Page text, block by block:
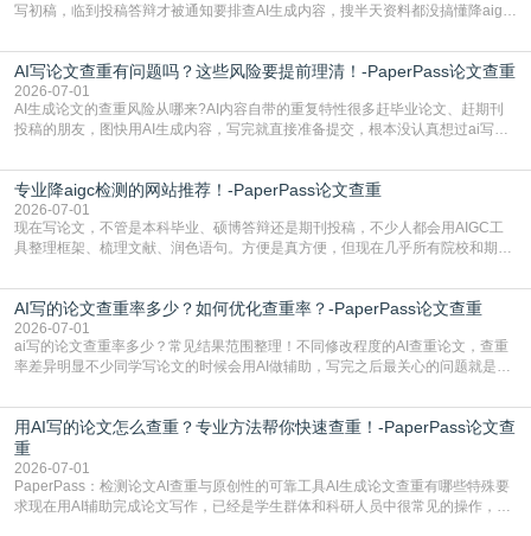
写初稿，临到投稿答辩才被通知要排查AI生成内容，搜半天资料都没搞懂降aigc
怕是已经入行的科研人员，不少人也搞不清降aigc检测是啥，对相关要求摸不
准。其实，降aigc检测是伴随AIGC工具在学术领域普及诞生的新需求，核心是为
了满足现在高校、期刊对AI生
AI写论文查重有问题吗？这些风险要提前理清！-PaperPass论文查重
2026-07-01
AI生成论文的查重风险从哪来?AI内容自带的重复特性很多赶毕业论文、赶期刊
投稿的朋友，图快用AI生成内容，写完就直接准备提交，根本没认真想过ai写论
自带不可忽视的查重风险。AI训练依赖海量公开的文本数据，生成内容本质是基
于训练数据的概率拼接，不是从零开始的原创创作。生成过程中，很容易复用已
有的高频公共表述，甚至直接拼接已经公开
专业降aigc检测的网站推荐！-PaperPass论文查重
2026-07-01
现在写论文，不管是本科毕业、硕博答辩还是期刊投稿，不少人都会用AIGC工
具整理框架、梳理文献、润色语句。方便是真方便，但现在几乎所有院校和期刊
五遍还是过不了预检测的大有人在，这时候，找到靠谱的降AIGC检测率的网
站，就能少走好多弯路。PaperPass：守护学术原创性的智能伙伴AIGC生成内
容的学术合规痛点去年帮一个本科师弟改
AI写的论文查重率多少？如何优化查重率？-PaperPass论文查重
2026-07-01
ai写的论文查重率多少？常见结果范围整理！不同修改程度的AI查重论文，查重
率差异明显不少同学写论文的时候会用AI做辅助，写完之后最关心的问题就是ai
实际情况和大家想的不太一样。AI训练依赖海量公开学术文献、网络内容，生成
内容本质是按照语义概率拼接已有内容，很容易和已发布的作品撞重复，甚至会
直接引用整段已有内容，所以查重率偏高是
用AI写的论文怎么查重？专业方法帮你快速查重！-PaperPass论文查
重
2026-07-01
PaperPass：检测论文AI查重与原创性的可靠工具AI生成论文查重有哪些特殊要
求现在用AI辅助完成论文写作，已经是学生群体和科研人员中很常见的操作，不